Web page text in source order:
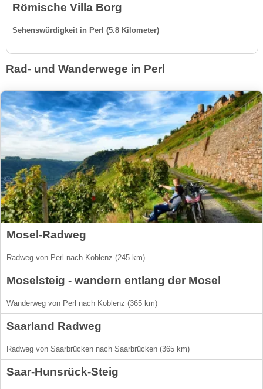
Römische Villa Borg
Sehenswürdigkeit in Perl (5.8 Kilometer)
Rad- und Wanderwege in Perl
Mosel-Radweg
Radweg von Perl nach Koblenz (245 km)
Moselsteig - wandern entlang der Mosel
Wanderweg von Perl nach Koblenz (365 km)
Saarland Radweg
Radweg von Saarbrücken nach Saarbrücken (365 km)
Saar-Hunsrück-Steig